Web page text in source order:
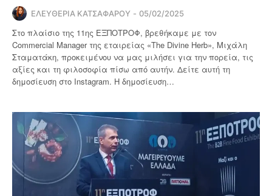
ΕΛΕΥΘΕΡΙΑ ΚΑΤΣΑΦΑΡΟΥ 05/02/2025
Στο πλαίσιο της 11ης ΕΞΠΟΤΡΟΦ, βρεθήκαμε με τον
Commercial Manager της εταιρείας «The Divine Herb», Μιχάλη
Σταματάκη, προκειμένου να μας μιλήσει για την πορεία, τις
αξίες και τη φιλοσοφία πίσω από αυτήν. Δείτε αυτή τη
δημοσίευση στο Instagram. Η δημοσίευση…